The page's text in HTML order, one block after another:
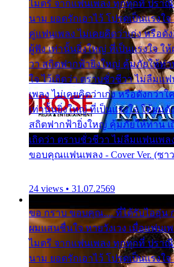
ไมตรี จากแฟนเพลง ทุกทุกที่ ปรา
นาม ยอดรักเอาไว้ โปรดเป็นแรงใ
คู่แฟนเพลง ไม่เคยคิดว่าเก่ง หรือ
ผู้ฟัง เท่านั้นยิ่งใหญ่ ที่เป็นแรงใจ ใ
วา สถิตฟากฟ้ายิ่งใหญ่ คุ้มภัยให้ท่า
ใจ ไว้เถิดว่า ตราบชั่วชีวา ไม่ลืมแ
เพลง ไม่เคยคิดว่าเก่ง หรือดังกว่า
เท่านั้นยิ่งใหญ่ ที่เป็นแรงใจ ให้ผมดั
สถิตฟากฟ้ายิ่งใหญ่ คุ้มภัยให้ท่าน เ
เถิดว่า ตราบชั่วชีวา ไม่ลืมแฟนเพล
ขอบคุณแฟนเพลง - Cover Ver. (ซา
24 views • 31.07.2569
ขอ กราบ ขอบคุณ.... ที่ได้รับไออุ่น
ผมแสนชื่นใจ หายวังเวง เมื่อแฟนเ
ไมตรี จากแฟนเพลง ทุกทุกที่ ปรา
นาม ยอดรักเอาไว้ โปรดเป็นแรงใ